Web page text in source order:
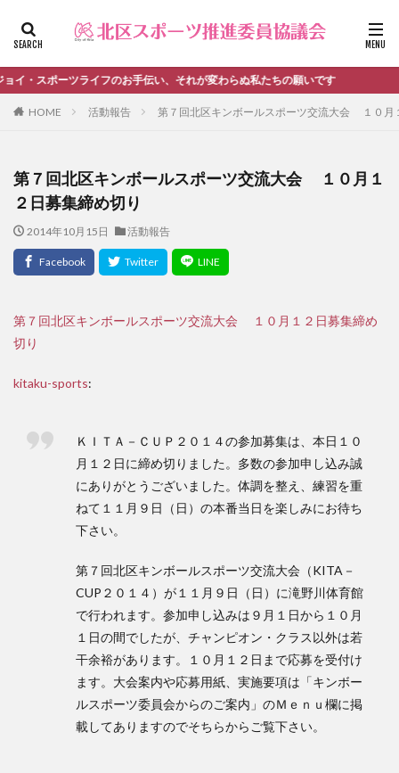
スポーツライフのお手伝い、それが変わらぬ私たちの願いです
HOME 活動報告 第７回北区キンボールスポーツ交流大会 １０月
第７回北区キンボールスポーツ交流大会 １０月１
２日募集締め切り
2014年10月15日 活動報告
第７回北区キンボールスポーツ交流大会 １０月１２日募集締め
切り
kitaku-sports:
ＫＩＴＡ－ＣＵＰ２０１４の参加募集は、本日１０
月１２日に締め切りました。多数の参加申し込み誠
にありがとうございました。体調を整え、練習を重
ねて１１月９日（日）の本番当日を楽しみにお待ち
下さい。
第７回北区キンボールスポーツ交流大会（KITA－
CUP２０１４）が１１月９日（日）に滝野川体育館
で行われます。参加申し込みは９月１日から１０月
１日の間でしたが、チャンピオン・クラス以外は若
干余裕があります。１０月１２日まで応募を受付け
ます。大会案内や応募用紙、実施要項は「キンボー
ルスポーツ委員会からのご案内」のＭｅｎｕ欄に掲
載してありますのでそちらからご覧下さい。
ファッション デザイン 流行
カテゴリー
＃活動報告 kitacup past
schedule
おしらせ
お知らせ
メンバー募集中のチーム
健康ハイキング委員会からのお知らせ
北区スポーツ推進委員
北区のスポーツチーム
卓球